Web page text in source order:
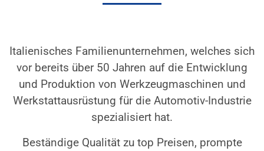
Italienisches Familienunternehmen, welches sich
vor bereits über 50 Jahren auf die Entwicklung
und Produktion von Werkzeugmaschinen und
Werkstattausrüstung für die Automotiv-Industrie
spezialisiert hat.
Beständige Qualität zu top Preisen, prompte